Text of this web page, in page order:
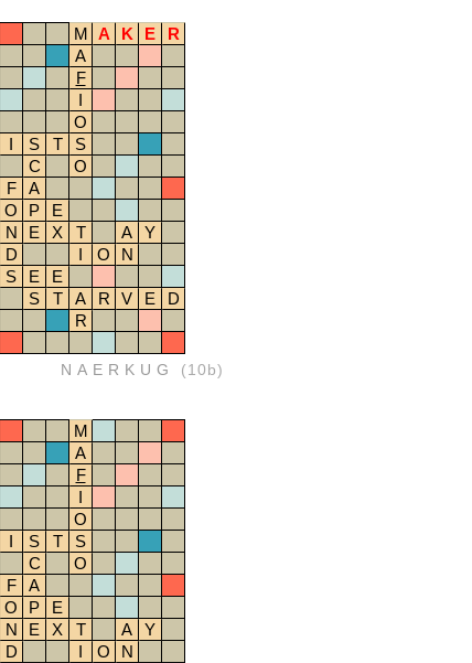
M A K E
R
A
F
I
O
I S T
S
C
O
F
A
O P
E
N E X T A
Y
D I O
N
S E
E
S T A R V E
D
R
NAERKUG (10b)
M
A
F
I
O
I S T
S
C
O
F
A
O P
E
N
E X T A
Y
D
I O
N